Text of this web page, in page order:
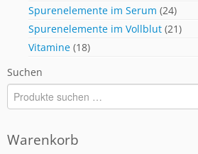
Spurenelemente im Serum (24)
Spurenelemente im Vollblut (21)
Vitamine (18)
Suchen
Warenkorb